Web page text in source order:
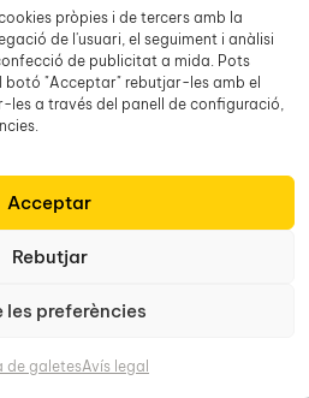
pròpies i de tercers amb la
de l'usuari, el seguiment i anàlisi
de publicitat a mida. Pots
botó "Acceptar" rebutjar-les amb el
les a través del panell de configuració,
Acceptar
Rebutjar
les preferències
de galetesAvís legal
Balear